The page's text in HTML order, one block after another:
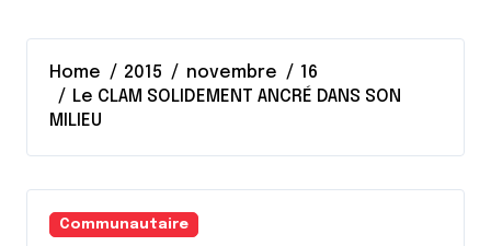
Home 2015 novembre
16
Le CLAM SOLIDEMENT ANCRÉ DANS SON
MILIEU
Communautaire